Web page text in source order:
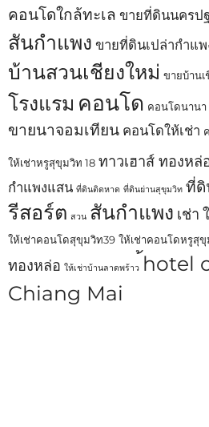
คอนโดใกล้ทะเล ขายที่ดินนครป
สันกำแพง ขายที่ดินเปล่ากำแ
บ้านสวนเชียงใหม่ ขายบ้านเ
โรงแรม คอนโด คอนโดนานา
ขายนาจอมเทียน คอนโดให้เช่า
ให้เช่าหรูสุขุมวิท 18 ทาวเฮาส์ ทองหล่
กำแพงแสน ที่ดินติดหาด ที่ดินย่านสุขุมวิท ที่ดิ
รีสอร์ต สวน สันกำแพง เช่า
ให้เช่าคอนโดสุขุมวิท39 ให้เช่าคอนโดหรูสุ
ทองหล่อ ให้เช่าบ้านลาดพร้าว hotel
Chiang Mai